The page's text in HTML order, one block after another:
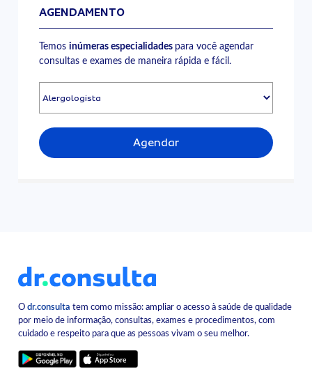
AGENDAMENTO
Temosinúmeras especialidades para você agendar
consultas e exames de maneira rápida e fácil.
Agendar
Odr.consulta tem como missão: ampliar o acesso à saúde de qualidade
por meio de informação, consultas, exames e procedimentos, com
cuidado e respeito para que as pessoas vivam o seu melhor.